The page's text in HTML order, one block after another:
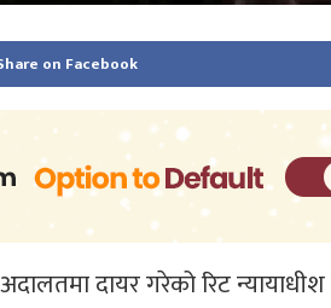
on Facebook
दायर गरेको रिट